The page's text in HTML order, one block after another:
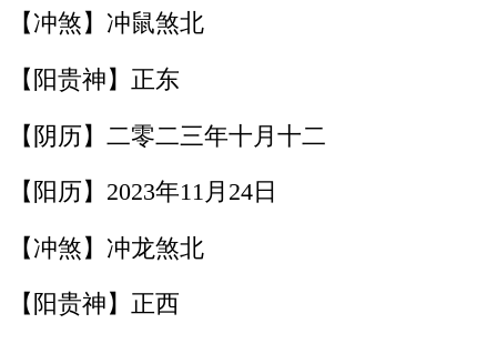
【冲煞】冲鼠煞北
【阳贵神】正东
【阴历】二零二三年十月十二
【阳历】2023年11月24日
【冲煞】冲龙煞北
【阳贵神】正西